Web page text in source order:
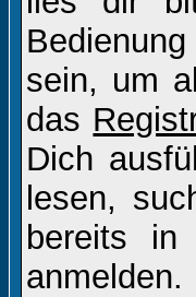
sein, um
das
Dich
lesen,
bereits
anmelden.